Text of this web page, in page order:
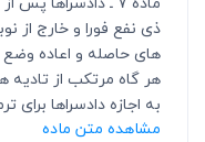
ذی نفع فورا و خارج از
های حاصله و اعاده وضع
هر گاه مرتکب از تادیه
به اجازه دادسراها برای
مشاهده متن ماده